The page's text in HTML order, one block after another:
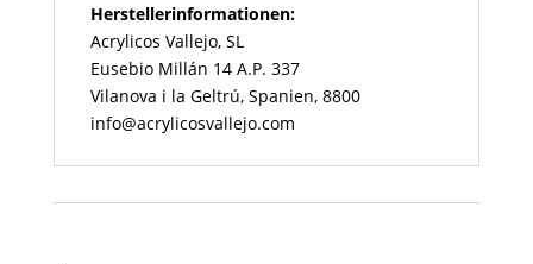
Herstellerinformationen:
Acrylicos Vallejo, SL
Eusebio Millán 14 A.P. 337
Vilanova i la Geltrú, Spanien, 8800
info@acrylicosvallejo.com